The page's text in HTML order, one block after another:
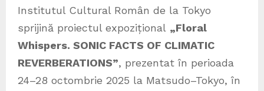
Institutul Cultural Român de la Tokyo
sprijină proiectul expozițional „Floral
Whispers. SONIC FACTS OF CLIMATIC
REVERBERATIONS”, prezentat în perioada
24–28 octombrie 2025 la Matsudo–Tokyo, în